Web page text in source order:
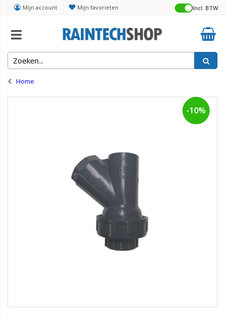
Mijn account Mijn favorieten Incl. BTW
Home
-10%